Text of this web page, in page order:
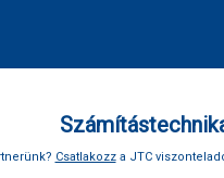
Csatlakozza JTC